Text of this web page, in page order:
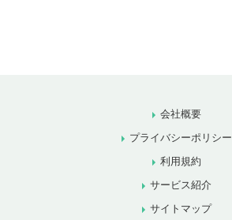
会社概要
プライバシーポリシー
利用規約
サービス紹介
サイトマップ